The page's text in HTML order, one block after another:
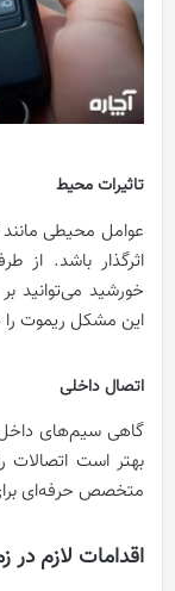
تاثیرات محیط
عوامل محیطی مانند
اثرگذار باشد. از
خورشید می‌توانید
این مشکل ریموت را
اتصال داخلی
گاهی سیم‌های
بهتر است
متخصص حرفه‌ای
اقدامات لازم در